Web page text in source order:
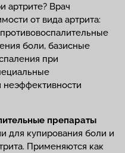
артрите? Врач
от вида артрита:
боли, базисные
при
неэффективности
препараты
для купирования боли и
Применяются как